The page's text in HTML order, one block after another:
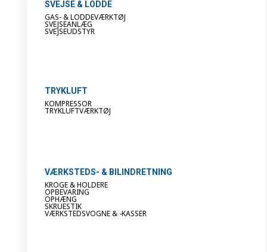
SVEJSE & LODDE
GAS- & LODDEVÆRKTØJ
SVEJSEANLÆG
SVEJSEUDSTYR
TRYKLUFT
KOMPRESSOR
TRYKLUFTVÆRKTØJ
VÆRKSTEDS- & BILINDRETNING
KROGE & HOLDERE
OPBEVARING
OPHÆNG
SKRUESTIK
VÆRKSTEDSVOGNE & -KASSER